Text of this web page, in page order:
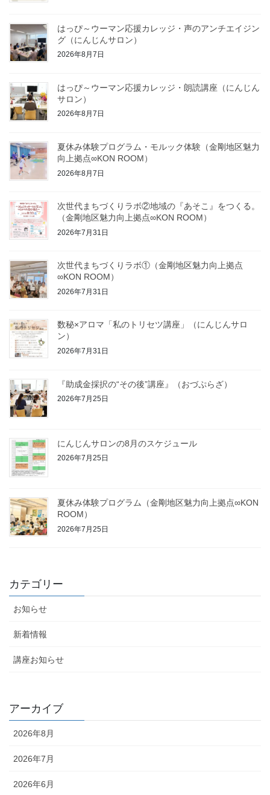
はっぴ～ウーマン応援カレッジ・声のアンチエイジン
グ（にんじんサロン）
2026年8月7日
はっぴ～ウーマン応援カレッジ・朗読講座（にんじん
サロン）
2026年8月7日
夏休み体験プログラム・モルック体験（金剛地区魅力
向上拠点∞KON ROOM）
2026年8月7日
次世代まちづくりラボ②地域の『あそこ』をつくる。
（金剛地区魅力向上拠点∞KON ROOM）
2026年7月31日
次世代まちづくりラボ①（金剛地区魅力向上拠点
∞KON ROOM）
2026年7月31日
数秘×アロマ「私のトリセツ講座」（にんじんサロ
ン）
2026年7月31日
『助成金採択の“その後”講座』（おづぷらざ）
2026年7月25日
にんじんサロンの8月のスケジュール
2026年7月25日
夏休み体験プログラム（金剛地区魅力向上拠点∞KON
ROOM）
2026年7月25日
カテゴリー
お知らせ
新着情報
講座お知らせ
アーカイブ
2026年8月
2026年7月
2026年6月